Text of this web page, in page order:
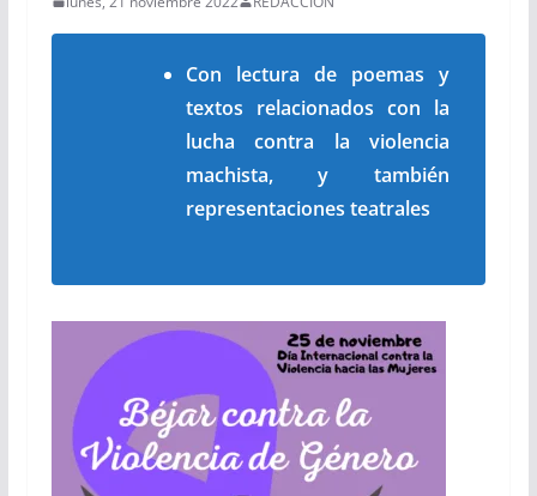
Con lectura de poemas y
textos relacionados con la
lucha contra la violencia
machista, y también
representaciones teatrales